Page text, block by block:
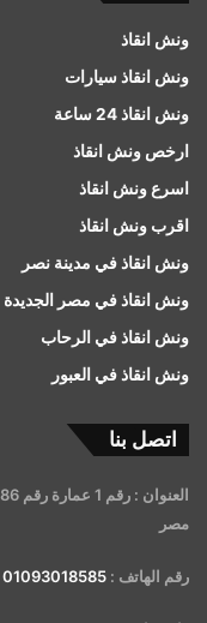
ونش انقاذ
ونش انقاذ سيارات
ونش انقاذ 24 ساعة
ارخص ونش انقاذ
اسرع ونش انقاذ
اقرب ونش انقاذ
ونش انقاذ في مدينة نصر
ونش انقاذ في مصر الجديدة
ونش انقاذ في الرحاب
ونش انقاذ في العبور
اتصل بنا
مصر
رقم الهاتف : 01093018585